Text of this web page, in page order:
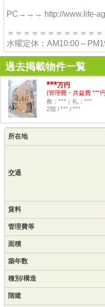
PC→→→ http://www.life-
＝＝＝＝＝＝＝＝＝＝＝
水曜定休：AM10:00～
過去掲載物件一覧
***万円
(管理費・共益費 ***
敷：***｜礼：***
2階 / *** / ***
所在地
交通
賃料
管理費等
面積
築年数
種別/構造
階建